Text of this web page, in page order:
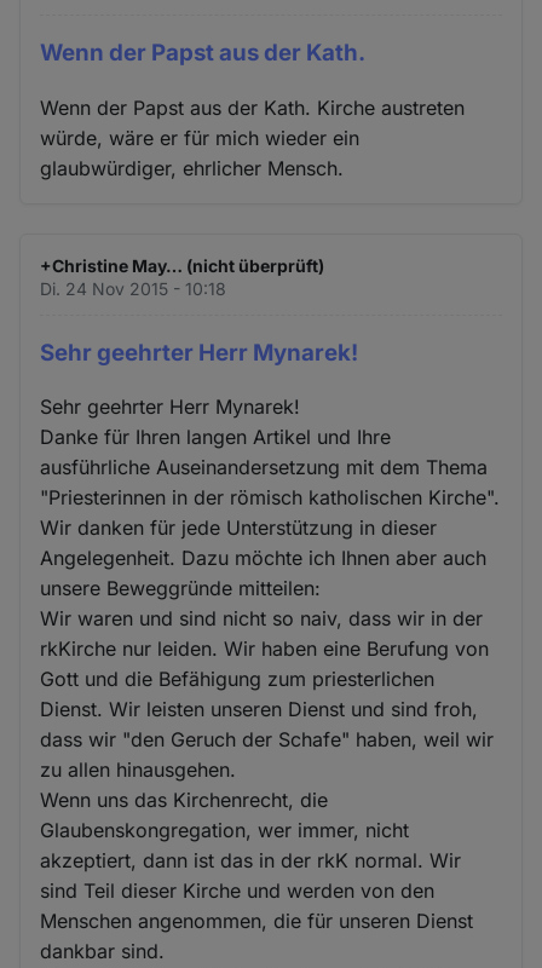
Wenn der Papst aus der Kath.
Wenn der Papst aus der Kath. Kirche austreten
würde, wäre er für mich wieder ein
glaubwürdiger, ehrlicher Mensch.
+Christine May… (nicht überprüft)
Di. 24 Nov 2015 - 10:18
Sehr geehrter Herr Mynarek!
Sehr geehrter Herr Mynarek!
Danke für Ihren langen Artikel und Ihre
ausführliche Auseinandersetzung mit dem Thema
"Priesterinnen in der römisch katholischen Kirche".
Wir danken für jede Unterstützung in dieser
Angelegenheit. Dazu möchte ich Ihnen aber auch
unsere Beweggründe mitteilen:
Wir waren und sind nicht so naiv, dass wir in der
rkKirche nur leiden. Wir haben eine Berufung von
Gott und die Befähigung zum priesterlichen
Dienst. Wir leisten unseren Dienst und sind froh,
dass wir "den Geruch der Schafe" haben, weil wir
zu allen hinausgehen.
Wenn uns das Kirchenrecht, die
Glaubenskongregation, wer immer, nicht
akzeptiert, dann ist das in der rkK normal. Wir
sind Teil dieser Kirche und werden von den
Menschen angenommen, die für unseren Dienst
dankbar sind.